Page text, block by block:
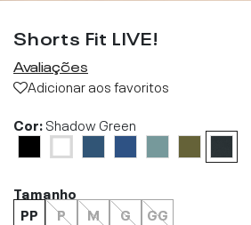
Shorts Fit LIVE!
Avaliações
Adicionar aos favoritos
Cor:Shadow Green
Tamanho
PP
P M G GG